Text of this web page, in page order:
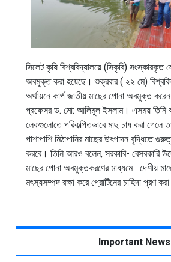
সিলেট কৃষি বিশ্ববিদ্যালয়ে (সিকৃবি) সংস্কারকৃত
অবমুক্ত করা হয়েছে। শুক্রবার ( ২২ মে)
অর্থায়নে কার্প জাতীয় মাছের পোনা অবমুক্ত
প্রফেসর ড. মো: আলিমুল ইসলাম। এসময় তিনি
লেকগুলোতে পরিকল্পিতভাবে মাছ চাষ করা গেলে
পাশাপাশি মিঠাপানির মাছের উৎপাদন বৃদ্ধিতে
করবে। তিনি আরও বলেন, সরকারি- বেসরকারি
মাছের পোনা অবমুক্তকরণের মাধ্যমে দেশীয়
মৎস্যসম্পদ রক্ষা করে প্রোটিনের চাহিদা পূরণ
Important News